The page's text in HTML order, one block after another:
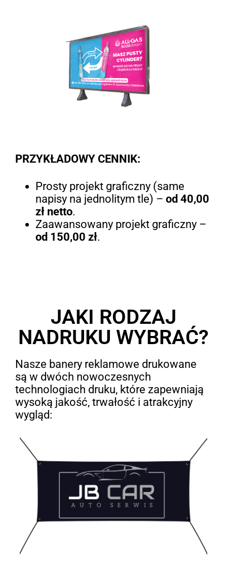
PRZYKŁADOWY CENNIK:
Prosty projekt graficzny (same
napisy na jednolitym tle) – od 40,00
zł netto.
Zaawansowany projekt graficzny –
od 150,00 zł.
JAKI RODZAJ
NADRUKU WYBRAĆ?
Nasze banery reklamowe drukowane
są w dwóch nowoczesnych
technologiach druku, które zapewniają
wysoką jakość, trwałość i atrakcyjny
wygląd: